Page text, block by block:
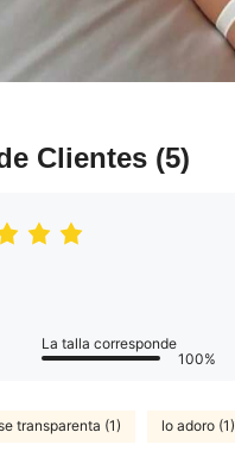
Clientes (5)
La talla corresponde
100%
transparenta (1) lo adoro (1)